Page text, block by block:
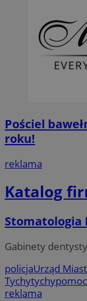
Pościel
roku!
reklama
Katalog
Stomatologia
Gabinety
policjaUrząd
Tychytychypomoc
reklama